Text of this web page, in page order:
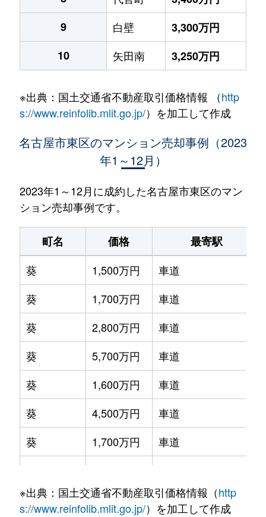
9
白壁
3,300万円
10
矢田南 3,250万円
※出典：国土交通省不動産取引価格情報 （http
s://www.reinfolib.mlit.go.jp/）を加工して作成
名古屋市東区のマンション売却事例（2023
年1～12月）
2023年1～12月に成約した名古屋市東区のマン
ション売却事例です。
町名 価格
最寄駅
葵
1,500万円
車道
葵
1,700万円
車道
葵
2,800万円
車道
葵
5,700万円
車道
葵
1,600万円
車道
葵
4,500万円
車道
葵
1,700万円
車道
葵
5,000万円
千種
※出典：国土交通省不動産取引価格情報（http
s://www.reinfolib.mlit.go.jp/）を加工して作成